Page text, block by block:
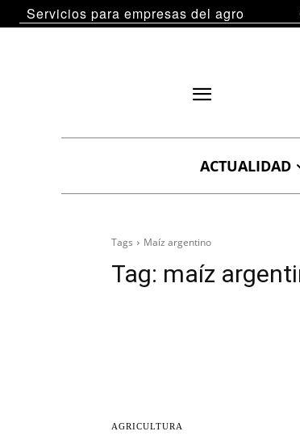
Servicios para empresas del agro
ACTUALIDAD
Tags Maíz argentino
Tag: maíz
AGRICULTURA